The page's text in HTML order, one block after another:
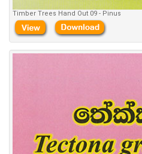
Timber Trees Hand Out 09 - Pinus